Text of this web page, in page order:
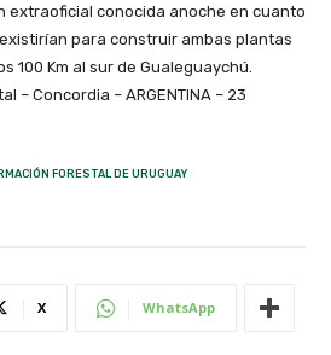
extraoficial conocida anoche en cuanto
para construir ambas plantas
100 Km al sur de Gualeguaychú.
– Concordia – ARGENTINA – 23
FORESTAL DE URUGUAY
X WhatsApp